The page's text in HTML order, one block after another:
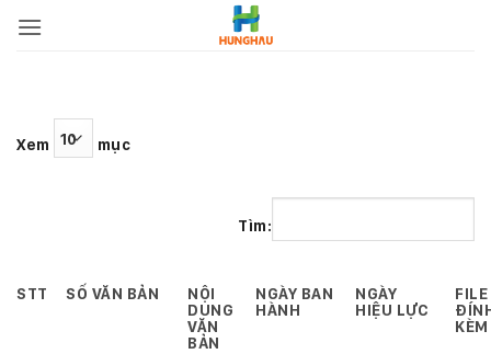
qua
Xem mục
Tìm:
STT SỐ VĂN BẢN
NỘI
DUNG
VĂN
BẢN
NGÀY BAN
HÀNH
NGÀY
HIỆU LỰC
FILE
KÈM